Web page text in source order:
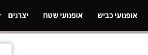
אופנועי כביש אופנועי שטח יצרנים